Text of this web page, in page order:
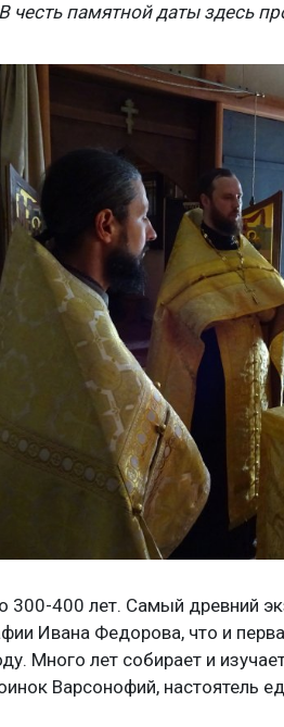
честь памятной даты здесь
300-400 лет. Самый древний
Ивана Федорова, что и
Много лет собирает и
Варсонофий, настоятель